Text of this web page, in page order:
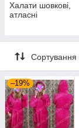
Халати шовкові,
атласні
Сортування
–19%